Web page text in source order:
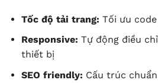
Tốc độ tải trang: Tối ưu
Responsive: Tự động điều
thiết bị
SEO friendly: Cấu trúc